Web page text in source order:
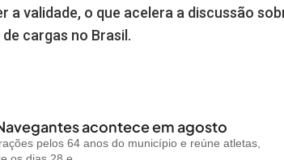
a validade, o que acelera a discussão
cargas no Brasil.
acontece em agosto
pelos 64 anos do município e reúne atletas,